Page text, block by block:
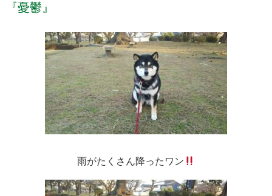
『憂鬱』
雨がたくさん降ったワン